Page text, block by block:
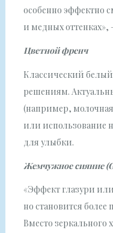
особенно эффектно
и медных оттенках»,
Цветной френч
Классический
решениям.
(например,
или использование
для улыбки.
Жемчужное сияние
«Эффект глазури
но становится
Вместо зеркального